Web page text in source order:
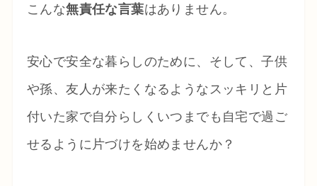
こんな無責任な言葉はありません。
安心で安全な暮らしのために、そして、子供
や孫、友人が来たくなるようなスッキリと片
付いた家で自分らしくいつまでも自宅で過ご
せるように片づけを始めませんか？